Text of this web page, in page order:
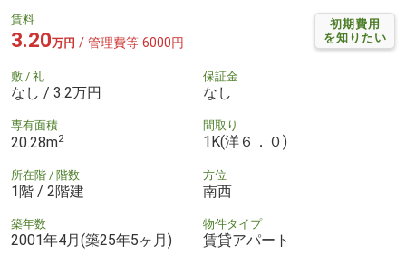
初期費用
を知りたい
賃料
3.20万円 / 管理費等 6000円
敷 / 礼
なし / 3.2万円
保証金
なし
専有面積
20.28m2
間取り
1K(洋６．０)
所在階 / 階数
1階 / 2階建
方位
南西
築年数
2001年4月(築25年5ヶ月)
物件タイプ
賃貸アパート